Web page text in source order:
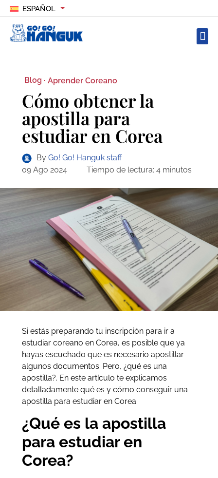
ESPAÑOL
Blog · Aprender Coreano
Cómo obtener la
apostilla para
estudiar en Corea
By Go! Go! Hanguk staff
09 Ago 2024
Tiempo de lectura: 4 minutos
Si estás preparando tu inscripción para ir a
estudiar coreano en Corea, es posible que ya
hayas escuchado que es necesario apostillar
algunos documentos. Pero, ¿qué es una
apostilla?. En este artículo te explicamos
detalladamente qué es y cómo conseguir una
apostilla para estudiar en Corea.
¿Qué es la apostilla
para estudiar en
Corea?